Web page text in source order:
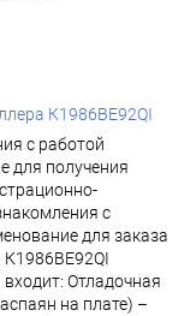
К1986ВЕ92QI
с работой
для получения
с
для заказа
Отладочная
на плате) –